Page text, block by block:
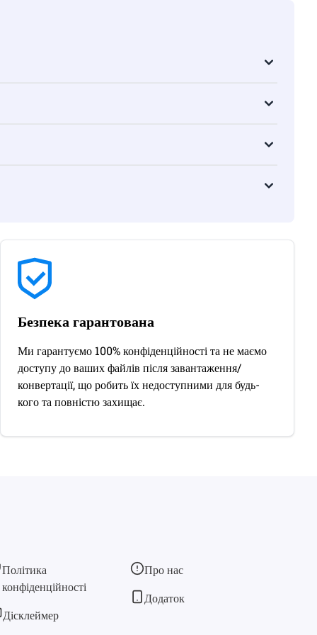
Безпека гарантована
Ми гарантуємо 100% конфіденційності та не маємо
доступу до ваших файлів після завантаження/
конвертації, що робить їх недоступними для будь-
кого та повністю захищає.
Політика
конфіденційності
Дісклеймер
Про нас
Додаток